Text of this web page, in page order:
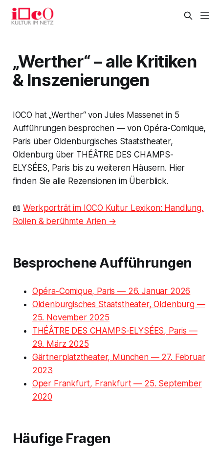
„Werther“ – alle Kritiken
& Inszenierungen
IOCO hat „Werther“ von Jules Massenet in 5
Aufführungen besprochen — von Opéra-Comique,
Paris über Oldenburgisches Staatstheater,
Oldenburg über THÉÂTRE DES CHAMPS-
ELYSÉES, Paris bis zu weiteren Häusern. Hier
finden Sie alle Rezensionen im Überblick.
📖Werkporträt im IOCO Kultur Lexikon: Handlung,
Rollen & berühmte Arien →
Besprochene Aufführungen
Opéra-Comique, Paris — 26. Januar 2026
Oldenburgisches Staatstheater, Oldenburg —
25. November 2025
THÉÂTRE DES CHAMPS-ELYSÉES, Paris —
29. März 2025
Gärtnerplatztheater, München — 27. Februar
2023
Oper Frankfurt, Frankfurt — 25. September
2020
Häufige Fragen